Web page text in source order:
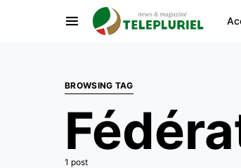
BROWSING TAG
1 post